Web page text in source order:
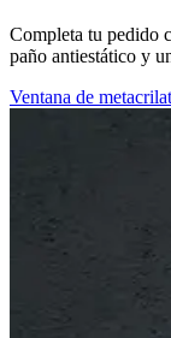
Completa tu pedido
paño antiestático y
Ventana de